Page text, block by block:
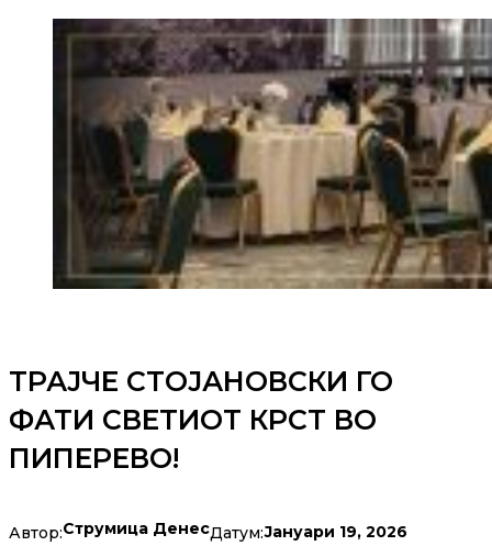
ТРАЈЧЕ СТОЈАНОВСКИ ГО
ФАТИ СВЕТИОТ КРСТ ВО
ПИПЕРЕВО!
Автор:Струмица ДенесДатум:Јануари 19, 2026